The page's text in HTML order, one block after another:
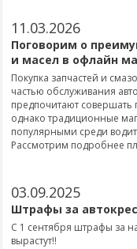
11.03.2026
Поговорим о
и масел в офлайн
Покупка запчастей и
частью обслуживания
предпочитают
однако традиционные
популярными среди
Рассмотрим подробнее
03.09.2025
Штрафы за
С 1 сентября штрафы за
вырастут!!